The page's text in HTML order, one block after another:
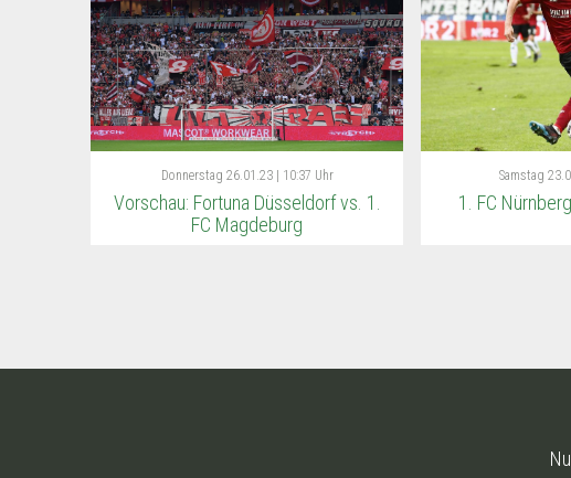
Donnerstag 26.01.23 | 10:37 Uhr
Vorschau: Fortuna Düsseldorf vs. 1.
FC Magdeburg
Samstag
1. FC